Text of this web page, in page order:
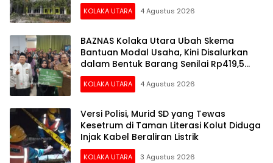
KOLAKA UTARA 4 Agustus 2026
BAZNAS Kolaka Utara Ubah Skema
Bantuan Modal Usaha, Kini Disalurkan
dalam Bentuk Barang Senilai Rp419,5
Juta
KOLAKA UTARA 4 Agustus 2026
Versi Polisi, Murid SD yang Tewas
Kesetrum di Taman Literasi Kolut Diduga
Injak Kabel Beraliran Listrik
KOLAKA UTARA 3 Agustus 2026